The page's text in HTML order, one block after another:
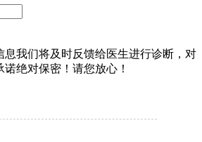
息我们将及时反馈给医生进行诊断，对
绝对保密！请您放心！